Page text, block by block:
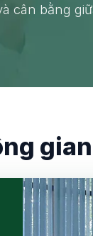
cân bằng